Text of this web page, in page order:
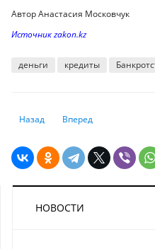
Автор Анастасия Московчук
Источник zakon.kz
деньги кредиты
Предыдущий: Вас просят стать
Назад Следующий: Тенге
Вперед
НОВОСТИ